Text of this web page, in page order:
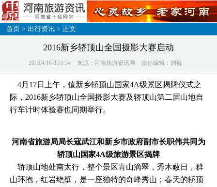
首页 >出行资讯 > 正文
2016新乡轿顶山全国摄影大赛启动
2016/4/18 8:51:34 来源：河南旅游资讯网 责任编辑：刘巍
4月17日上午，值新乡轿顶山国家4A级景区揭牌仪式之
际，2016新乡轿顶山全国摄影大赛及轿顶山第二届山地自
行车计时体验赛也同期举行。
河南省旅游局局长寇武江和新乡市政府副市长职伟共同为
轿顶山国家4A级旅游景区揭牌
轿顶山地处南太行，整个景区青山滴翠，秀木蔽日，群
山环抱，红岩绝壁，是一座独特的奇峰秀山；春天的轿顶